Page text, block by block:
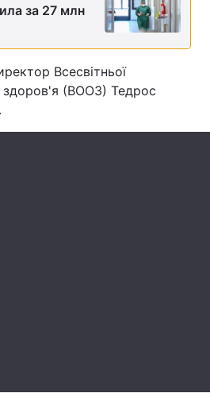
Світ
Наука
Лайт
за 27 млн
Всесвітньої
здоров'я (ВООЗ) Тедрос